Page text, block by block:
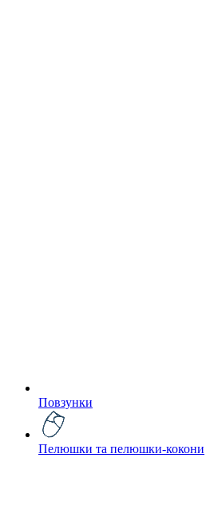
Повзунки
Пелюшки та пелюшки-кокони